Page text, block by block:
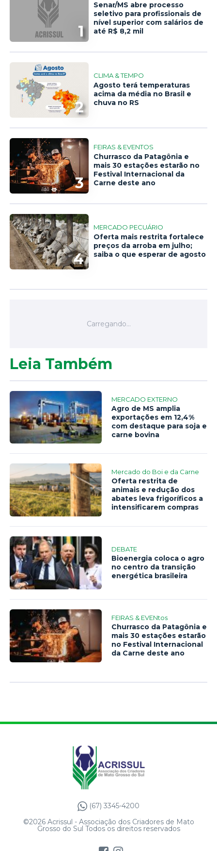
1
Senar/MS abre processo
seletivo para profissionais de
nível superior com salários de
até R$ 8,2 mil
2
CLIMA & TEMPO
Agosto terá temperaturas
acima da média no Brasil e
chuva no RS
3
FEIRAS & EVENTOS
Churrasco da Patagônia e
mais 30 estações estarão no
Festival Internacional da
Carne deste ano
4
MERCADO PECUÁRIO
Oferta mais restrita fortalece
preços da arroba em julho;
saiba o que esperar de agosto
Leia Também
MERCADO EXTERNO
Agro de MS amplia
exportações em 12,4%
com destaque para soja e
carne bovina
Mercado do Boi e da Carne
Oferta restrita de
animais e redução dos
abates leva frigoríficos a
intensificarem compras
DEBATE
Bioenergia coloca o agro
no centro da transição
energética brasileira
FEIRAS & EVENtos
Churrasco da Patagônia e
mais 30 estações estarão
no Festival Internacional
da Carne deste ano
(67) 3345-4200
©2026 Acrissul - Associação dos Criadores de Mato
Grosso do Sul Todos os direitos reservados